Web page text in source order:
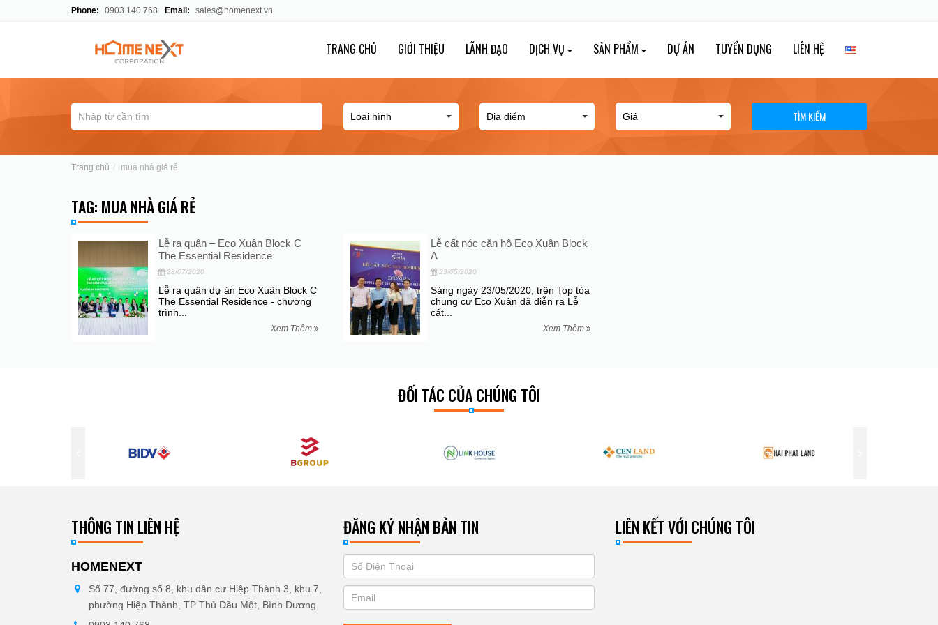
Phone: 0903 140 768 Email: sales@homenext.vn
TRANG CHỦ GIỚI THIỆU LÃNH ĐẠO DỊCH VỤ SẢN PHẨM DỰ ÁN TUYỂN DỤNG LIÊN HỆ
TÌM KIẾM
Trang chủ mua nhà giá rẻ
TAG: MUA NHÀ GIÁ RẺ
Lễ ra quân – Eco Xuân Block C
The Essential Residence
28/07/2020
Lễ ra quân dự án Eco Xuân Block C
The Essential Residence - chương
trình...
Xem Thêm
Lễ cất nóc căn hộ Eco Xuân Block
A
23/05/2020
Sáng ngày 23/05/2020, trên Top tòa
chung cư Eco Xuân đã diễn ra Lễ
cất...
Xem Thêm
ĐỐI TÁC CỦA CHÚNG TÔI
THÔNG TIN LIÊN HỆ
HOMENEXT
Số 77, đường số 8, khu dân cư Hiệp Thành 3, khu 7,
phường Hiệp Thành, TP Thủ Dầu Một, Bình Dương
ĐĂNG KÝ NHẬN BẢN TIN
ĐĂNG
KÝ
NHẬN
you
are
human,
LIÊN KẾT VỚI CHÚNG TÔI